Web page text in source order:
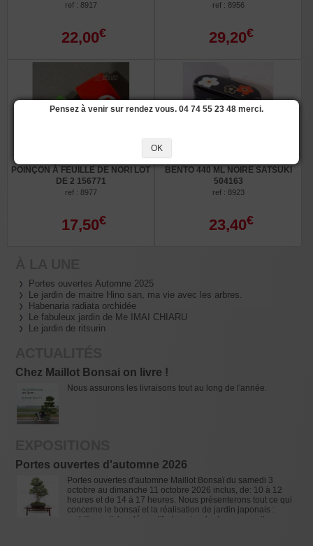
ref : 8917
22,00€
ref : 8956
29,20€
POINÇON À FEUILLE DE NORI LOT
DE 2 156771
ref : 8977
17,50€
BENTO 440 ML NOIRE SATSUKI
504163
ref : 8923
23,40€
Portes ouvertes Automne 2025
Le jardin de maitre Hino san, ma vie avec les arbres.
Habenaria radiata orchidée
Le fabuleux jardin de Me IMAI CHIARU
Le jardin de ritsurin
Chez Maillot Bonsai on livre !
Nous assurons les livraisons tout au long de l'année.
Portes ouvertes d'automne 2026
Portes ouvertes d'automne Maillot Bonsaï du samedi 3
octobre au dimanche 11 octobre 2026 inclus, de: 10 à 12
heures et de 14 à 17 heures. Nous présenterons tout ce qui
concerne le bonsaï et la réalisation de jardin japonais :
mobilier, articles décoratifs, bassins, lanternes granit,
Pensez à venir sur rendez vous. 04 74 55 23 48 merci.
OK